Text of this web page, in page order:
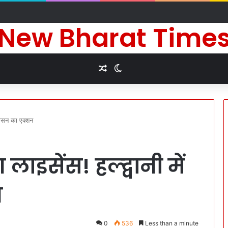
जीवन की कामना के लिए किए धार्मिक अनुष्ठान
Bharat
Random Article
का एक्शन
लाइसेंस! हल्द्वानी में
0 536 Less than a minute